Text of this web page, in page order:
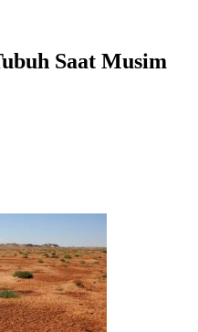
Saat Musim